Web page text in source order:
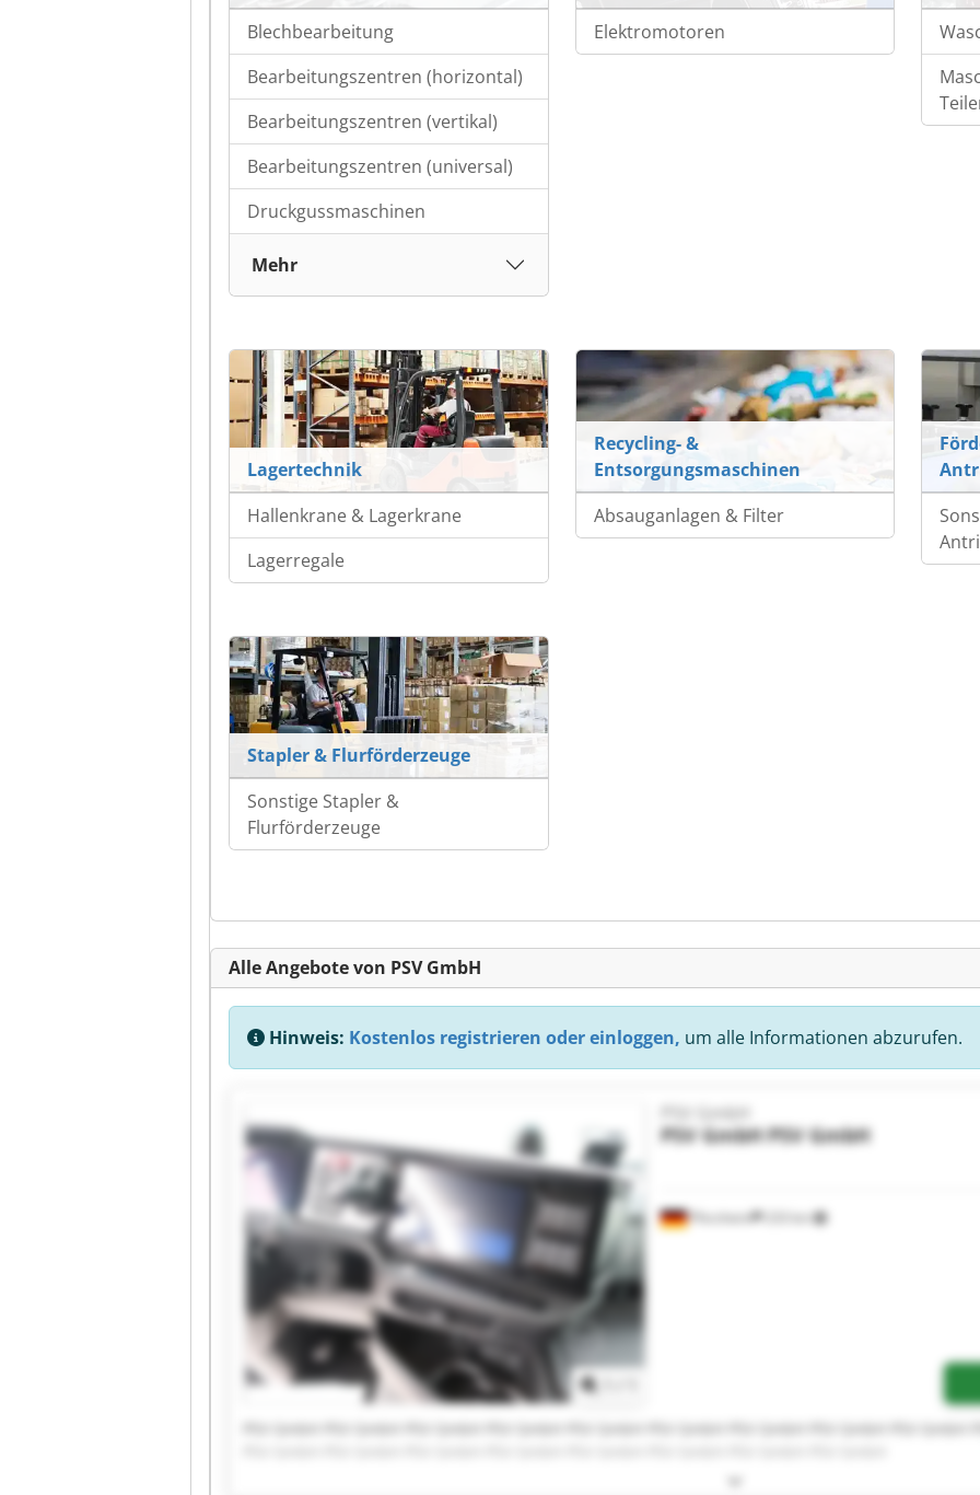
Blechbearbeitung
Bearbeitungszentren (horizontal)
Bearbeitungszentren (vertikal)
Bearbeitungszentren (universal)
Druckgussmaschinen
Mehr
Elektromotoren
Lagertechnik
Hallenkrane & Lagerkrane
Lagerregale
Recycling- &
Entsorgungsmaschinen
Absauganlagen & Filter
Stapler & Flurförderzeuge
Sonstige Stapler &
Flurförderzeuge
Alle Angebote von PSV GmbH
Hinweis: Kostenlos registrieren oder einloggen, um alle Informationen abzurufen.
Pforzheim 233 km
PSV GmbHPSV GmbH